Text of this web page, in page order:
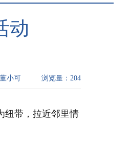
动
浏览量： 204
小可
纽带，拉近邻里情